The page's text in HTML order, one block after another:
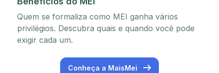
Quem se formaliza como MEI ganha vários
privilégios. Descubra quais e quando você pode
exigir cada um.
Conheça a MaisMei